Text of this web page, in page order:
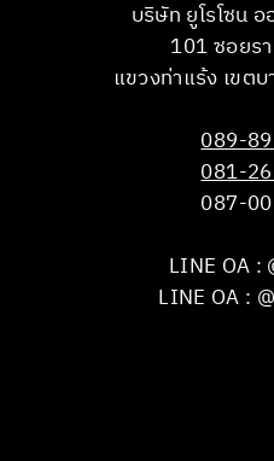
บริษัท ยูโรโซน
101 ซอยร
แขวงท่าแร้ง เขต
089-
081-
087-
LINE OA :
LINE OA :